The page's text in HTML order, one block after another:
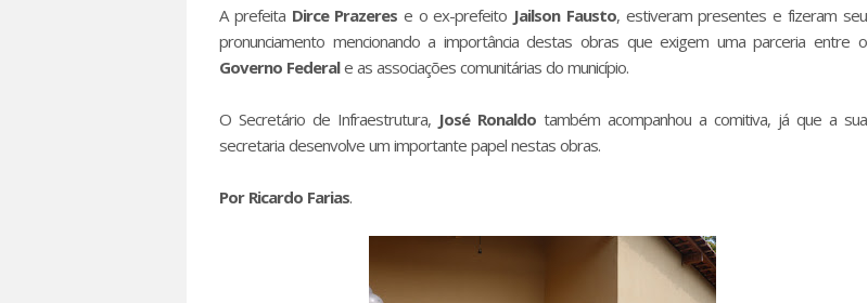
A prefeita Dirce Prazeres e o ex-prefeito Jailson Fausto, estiveram presentes e fizeram seu
pronunciamento mencionando a importância destas obras que exigem uma parceria entre o
Governo Federale as associações comunitárias do município.
O Secretário de Infraestrutura, José Ronaldotambém acompanhou a comitiva, já que a sua
secretaria desenvolve um importante papel nestas obras.
Por Ricardo Farias.